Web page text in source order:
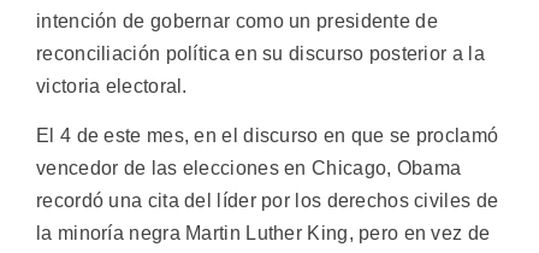
intención de gobernar como un presidente de
reconciliación política en su discurso posterior a la
victoria electoral.
El 4 de este mes, en el discurso en que se proclamó
vencedor de las elecciones en Chicago, Obama
recordó una cita del líder por los derechos civiles de
la minoría negra Martin Luther King, pero en vez de